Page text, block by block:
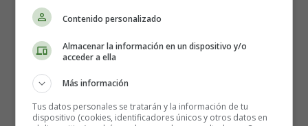
gradumet, que deberé tomar a media mañana y
un rato antes ni después de tomarlo. Veremos si me va
También me comentó sobre los resultados de mis
que laprueba de la Toxoplasmosis había salido
Contenido personalizado
Almacenar la información en un dispositivo y/o
acceder a ella
Más información
Tus datos personales se tratarán y la información de tu
dispositivo (cookies, identificadores únicos y otros datos en